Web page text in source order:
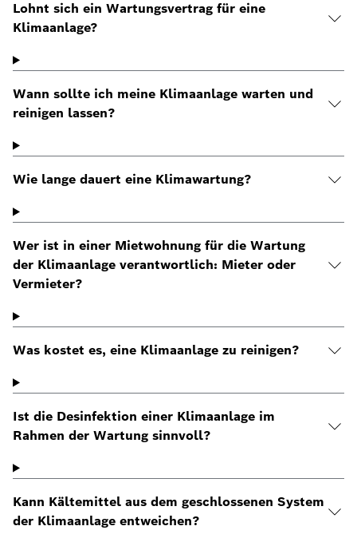
Lohnt sich ein Wartungsvertrag für eine
Klimaanlage?
Wann sollte ich meine Klimaanlage warten und
reinigen lassen?
Wie lange dauert eine Klimawartung?
Wer ist in einer Mietwohnung für die Wartung
der Klimaanlage verantwortlich: Mieter oder
Vermieter?
Was kostet es, eine Klimaanlage zu reinigen?
Ist die Desinfektion einer Klimaanlage im
Rahmen der Wartung sinnvoll?
Kann Kältemittel aus dem geschlossenen System
der Klimaanlage entweichen?